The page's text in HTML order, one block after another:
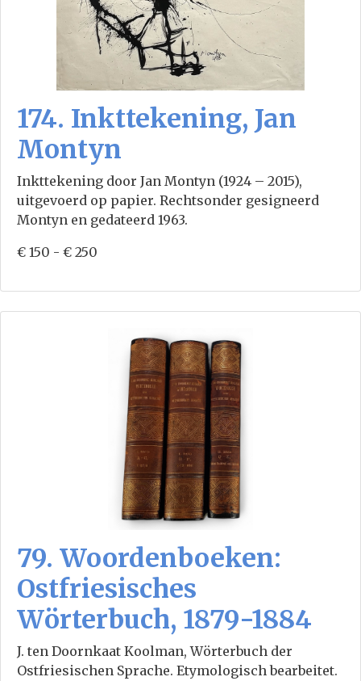
174. Inkttekening, Jan
Montyn
Inkttekening door Jan Montyn (1924 – 2015),
uitgevoerd op papier. Rechtsonder gesigneerd
Montyn en gedateerd 1963.
€ 150 - € 250
79. Woordenboeken:
Ostfriesisches
Wörterbuch, 1879-1884
J. ten Doornkaat Koolman, Wörterbuch der
Ostfriesischen Sprache. Etymologisch bearbeitet.